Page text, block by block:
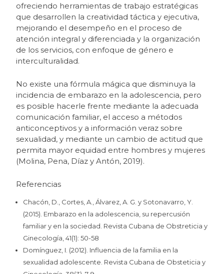
ofreciendo herramientas de trabajo estratégicas
que desarrollen la creatividad táctica y ejecutiva,
mejorando el desempeño en el proceso de
atención integral y diferenciada y la organización
de los servicios, con enfoque de género e
interculturalidad.
No existe una fórmula mágica que disminuya la
incidencia de embarazo en la adolescencia, pero
es posible hacerle frente mediante la adecuada
comunicación familiar, el acceso a métodos
anticonceptivos y a información veraz sobre
sexualidad, y mediante un cambio de actitud que
permita mayor equidad entre hombres y mujeres
(Molina, Pena, Díaz y Antón, 2019).
Referencias
Chacón, D., Cortes, A., Álvarez, A. G. y Sotonavarro, Y.
(2015). Embarazo en la adolescencia, su repercusión
familiar y en la sociedad. Revista Cubana de Obstreticia y
Ginecología, 41(1): 50-58
Domínguez, I. (2012). Influencia de la familia en la
sexualidad adolescente. Revista Cubana de Obsteticia y